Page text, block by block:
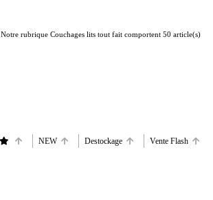
Notre rubrique Couchages lits tout fait comportent 50 article(s)
NEW Destockage Vente Flash